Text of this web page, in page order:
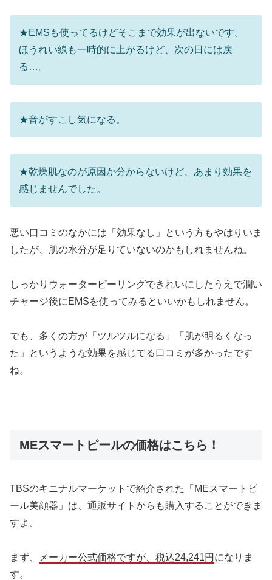
★EMSも使ってるけどそこまで効果が出ないです。
ほうれい線も一時的に上がるけど、次の日には戻
る…。
★音がすこし気になる。
★乾燥肌なのが原因か分からないけど、あまり効果を
感じませんでした。
悪い口コミのなかには「効果なし」という方もやはりいま
したが、肌の水分が足りていないのかもしれませんね。
しっかりウォーターピーリングできれいにしたうえで潤い
チャージ後にEMSを使ってみるといいかもしれません。
でも、多くの方が「ツルツルになる」「肌が明るくなっ
た」というような効果を感じてる口コミが多かったです
ね。
MEスマートピールの価格はこちら！
TBSのキニナルマーケットで紹介された「MEスマートピ
ール美顔器」は、通販サイトからも購入することができま
すよ。
まず、 メーカー公式価格ですが、税込24,241円 になりま
す。